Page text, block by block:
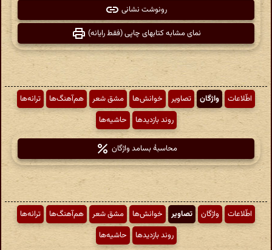
رونوشت نشانی
نمای مشابه کتابهای چاپی (فقط رایانه)
اطّلاعات واژگان تصاویر خوانش‌ها مشق شعر هم‌آهنگ‌ها
ترانه‌ها
روند بازدیدها
حاشیه‌ها
محاسبهٔ بسامد واژگان
اطّلاعات واژگان تصاویر خوانش‌ها مشق شعر هم‌آهنگ‌ها
ترانه‌ها
روند بازدیدها
حاشیه‌ها